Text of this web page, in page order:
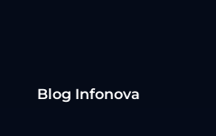
Blog Infonova